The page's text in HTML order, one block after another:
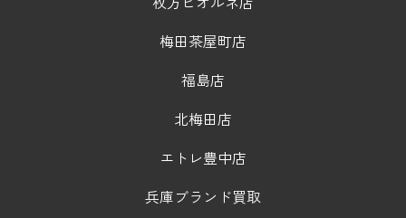
梅田茶屋町店
福島店
北梅田店
エトレ豊中店
兵庫ブランド買取